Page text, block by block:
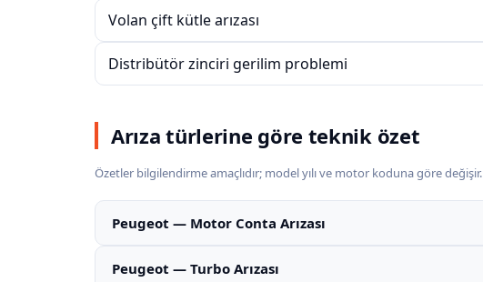
Volan çift kütle arızası
Distribütör zinciri gerilim problemi
Arıza türlerine göre teknik özet
Özetler bilgilendirme amaçlıdır; model yılı ve motor koduna göre değişir.
Peugeot — Motor Conta Arızası
Peugeot — Turbo Arızası